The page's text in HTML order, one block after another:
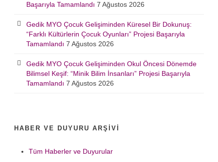
Başarıyla Tamamlandı 7 Ağustos 2026
Gedik MYO Çocuk Gelişiminden Küresel Bir Dokunuş:
“Farklı Kültürlerin Çocuk Oyunları” Projesi Başarıyla
Tamamlandı 7 Ağustos 2026
Gedik MYO Çocuk Gelişiminden Okul Öncesi Dönemde
Bilimsel Keşif: “Minik Bilim İnsanları” Projesi Başarıyla
Tamamlandı 7 Ağustos 2026
HABER VE DUYURU ARŞIVI
Tüm Haberler ve Duyurular